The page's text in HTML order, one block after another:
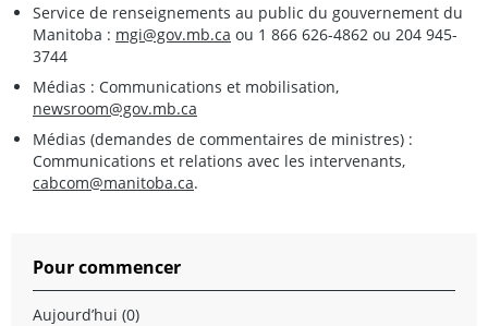
Service de renseignements au public du gouvernement du
Manitoba : mgi@gov.mb.ca ou 1 866 626-4862 ou 204 945-
3744
Médias : Communications et mobilisation,
newsroom@gov.mb.ca
Médias (demandes de commentaires de ministres) :
Communications et relations avec les intervenants,
cabcom@manitoba.ca.
Pour commencer
Aujourd’hui (0)